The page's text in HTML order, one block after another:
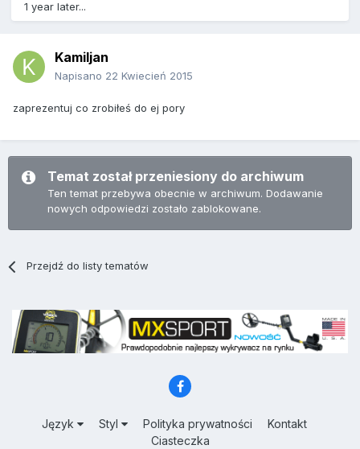
1 year later...
Kamiljan
Napisano 22 Kwiecień 2015
zaprezentuj co zrobiłeś do ej pory
Temat został przeniesiony do archiwum
Ten temat przebywa obecnie w archiwum. Dodawanie
nowych odpowiedzi zostało zablokowane.
Przejdź do listy tematów
Język Styl Polityka prywatności
Kontakt
Ciasteczka